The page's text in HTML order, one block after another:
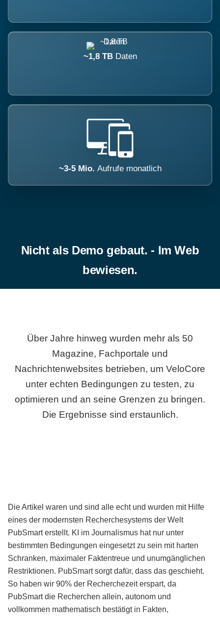
~1,8 TB Daten
~3-5 Mio. Aufrufe monatlich
Nicht als Demo gebaut. - Im Web
bewiesen.
Über Jahre hinweg wurden mehr als 50
Magazine, Fachportale und
Nachrichtenwebsites betrieben, um VeloCore
unter echten Bedingungen zu testen, zu
optimieren und an seine Grenzen zu bringen.
Die Ergebnisse sind erstaunlich.
Die Artikel waren und sind alle echt und wurden mit Hilfe
eines der modernsten Recherchesystems der Welt
PubSmart erstellt. KI im Journalismus hat nur unter
bestimmten Bedingungen eingesetzt zu sein mit harten
Schranken, maximaler Faktentreue und unumgänglichen
Restriktionen. PubSmart sorgt dafür, dass das geschieht.
So haben wir 90% der Recherchezeit erspart, da
PubSmart die Recherchen allein, autonom und
vollkommen mathematisch bestätigt in Fakten,